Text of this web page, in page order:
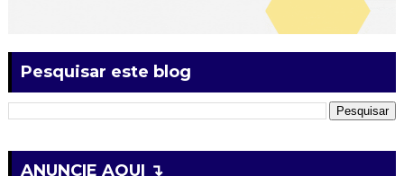
Pesquisar este blog
ANUNCIE AQUI ↴